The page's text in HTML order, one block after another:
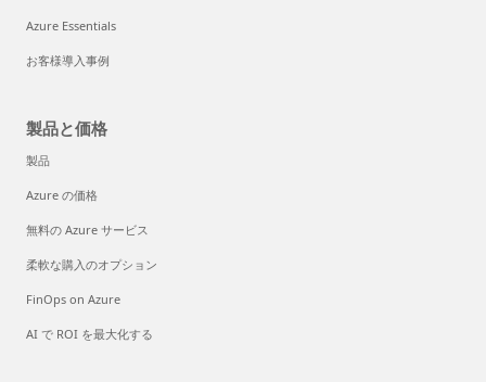
Azure Essentials
お客様導入事例
製品と価格
製品
Azure の価格
無料の Azure サービス
柔軟な購入のオプション
FinOps on Azure
AI で ROI を最大化する